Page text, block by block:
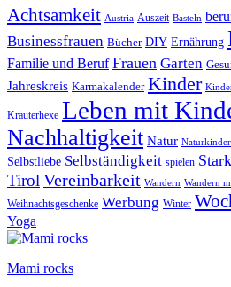
Achtsamkeit Austria Auszeit Basteln
Businessfrauen Bücher DIY Ernährung
Familie und Beruf Frauen Garten
Jahreskreis Karmakalender Kinder
Kräuterhexe Leben mit
Nachhaltigkeit Natur Naturkinder
Selbstliebe Selbständigkeit spielen
Tirol Vereinbarkeit Wandern Wandern
Weihnachtsgeschenke Werbung Winter
Yoga
Mami rocks